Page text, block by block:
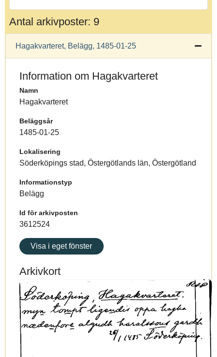
Antal arkivposter: 9
Hagakvarteret, Belägg, 1485-01-25
Information om Hagakvarteret
Namn
Hagakvarteret
Beläggsår
1485-01-25
Lokalisering
Söderköpings stad, Östergötlands län, Östergötland
Informationstyp
Belägg
Id för arkivposten
3612524
Visa i eget fönster
Arkivkort